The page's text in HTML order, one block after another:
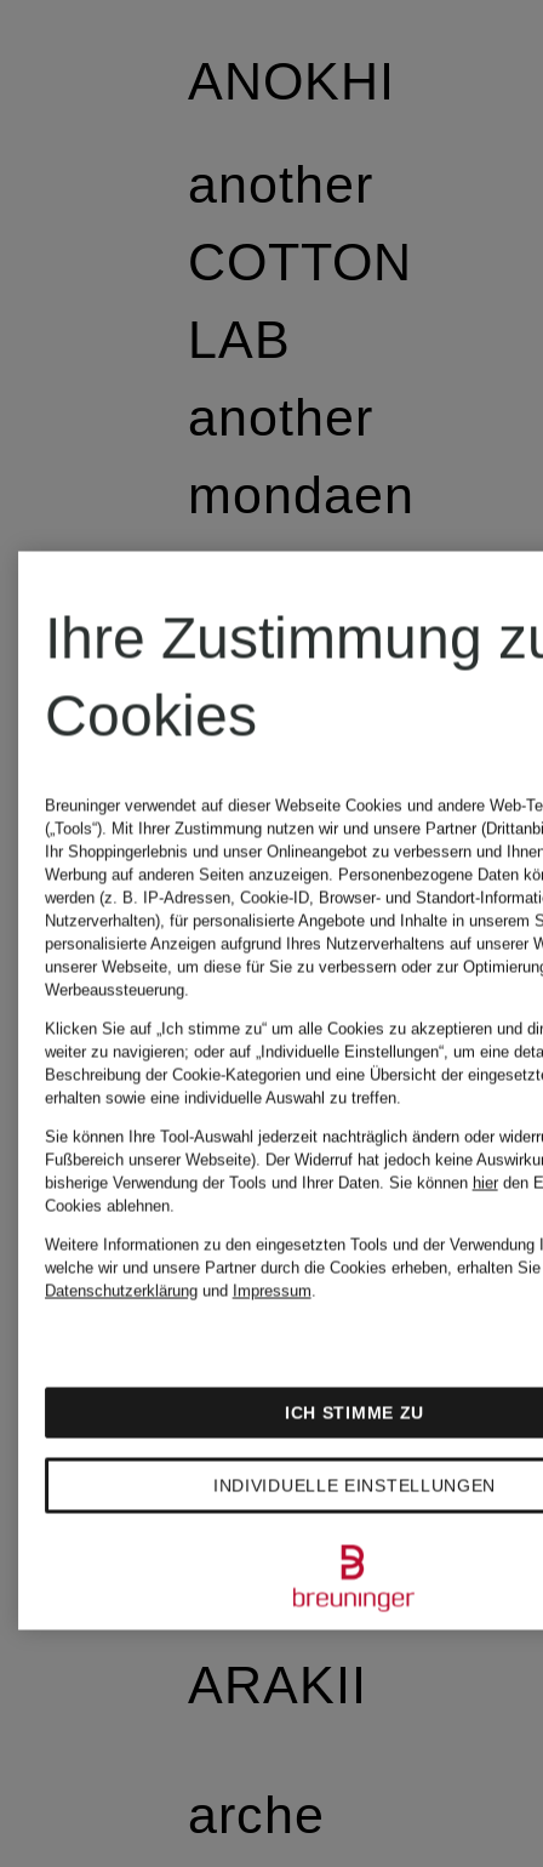
ANOKHI
another
COTTON
LAB
another
mondaen
ANTONELLI
APART
A.P.C.
APPARIS
AQUANOVA
AQUAZZURA
AQUAZZURA
CASA
ARAKII
arche
Ihre Zustimmung
Cookies
Breuninger verwendet auf dieser Webseite Cookies und andere Web-
(„Tools“). Mit Ihrer Zustimmung nutzen wir und unsere Partner
Ihr Shoppingerlebnis und unser Onlineangebot zu verbessern und
Werbung auf anderen Seiten anzuzeigen. Personenbezogene Daten
werden (z. B. IP-Adressen, Cookie-ID, Browser- und Standort-
Nutzerverhalten), für personalisierte Angebote und Inhalte in unserem
personalisierte Anzeigen aufgrund Ihres Nutzerverhaltens auf unserer
unserer Webseite, um diese für Sie zu verbessern oder zur
Werbeaussteuerung.
Klicken Sie auf „Ich stimme zu“ um alle Cookies zu akzeptieren und
weiter zu navigieren; oder auf „Individuelle Einstellungen“, um eine
Beschreibung der Cookie-Kategorien und eine Übersicht der
erhalten sowie eine individuelle Auswahl zu treffen.
Sie können Ihre Tool-Auswahl jederzeit nachträglich ändern oder
Fußbereich unserer Webseite). Der Widerruf hat jedoch keine
bisherige Verwendung der Tools und Ihrer Daten. Sie können hierden
Cookies ablehnen.
Weitere Informationen zu den eingesetzten Tools und der Verwendung
welche wir und unsere Partner durch die Cookies erheben, erhalten
Datenschutzerklärungund Impressum.
INDIVIDUELLE EINSTELLUNGEN
ICH STIMME ZU